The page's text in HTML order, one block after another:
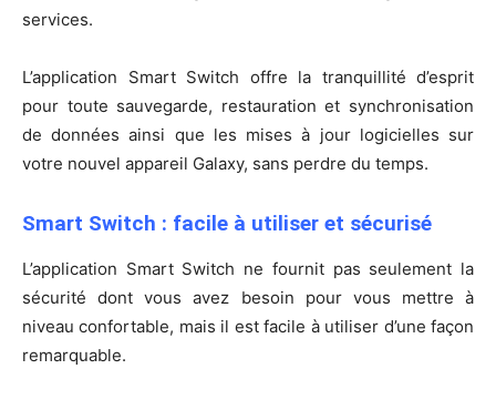
services.
L’application Smart Switch offre la tranquillité d’esprit
pour toute sauvegarde, restauration et synchronisation
de données ainsi que les mises à jour logicielles sur
votre nouvel appareil Galaxy, sans perdre du temps.
Smart Switch : facile à utiliser et sécurisé
L’application Smart Switch ne fournit pas seulement la
sécurité dont vous avez besoin pour vous mettre à
niveau confortable, mais il est facile à utiliser d’une façon
remarquable.